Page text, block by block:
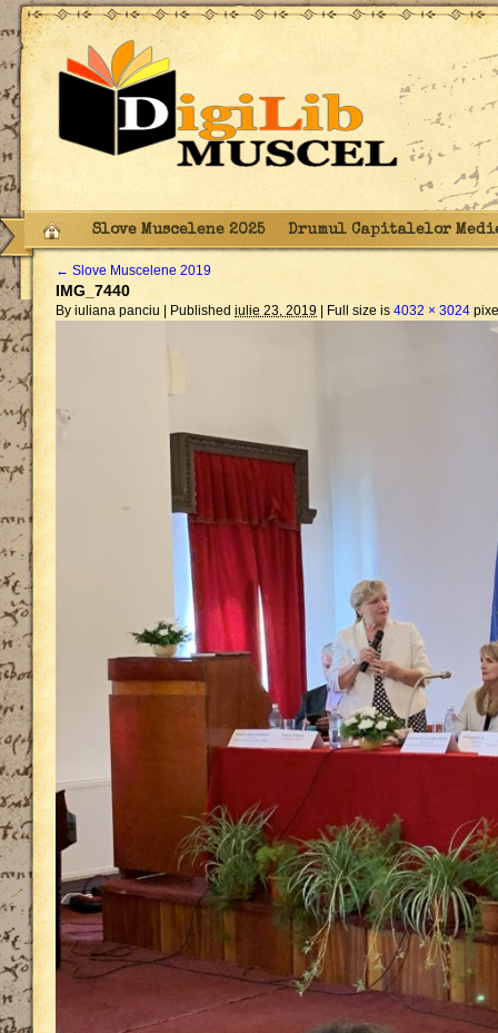
Slove Muscelene 2025 Drumul Capitalelor
← Slove Muscelene 2019
IMG_7440
By iuliana panciu | Published iulie 23, 2019 Full size is 4032 × 3024